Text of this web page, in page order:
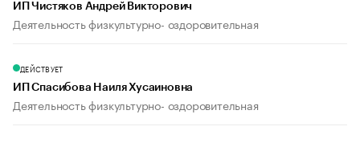
ИП Чистяков Андрей Викторович
Деятельность физкультурно- оздоровительная
ДЕЙСТВУЕТ
ИП Спасибова Наиля Хусаиновна
Деятельность физкультурно- оздоровительная